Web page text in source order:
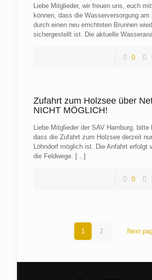
Liebe Mitglieder, wir freuen uns, euch
können, dass die Wasserversorgung am
durch einen neu errichteten Brunnen
sichergestellt ist. Die aktuelle
0
Zufahrt zum Holzsee über
NICHT MÖGLICH!
Liebe Mitglieder der SAV Hamburg, bitte
dass die Zufahrt zum Holzsee derzeit
Löhndorf möglich ist. Die Anfahrt erfolgt
die Feldwege. […]
0
1 2 Next